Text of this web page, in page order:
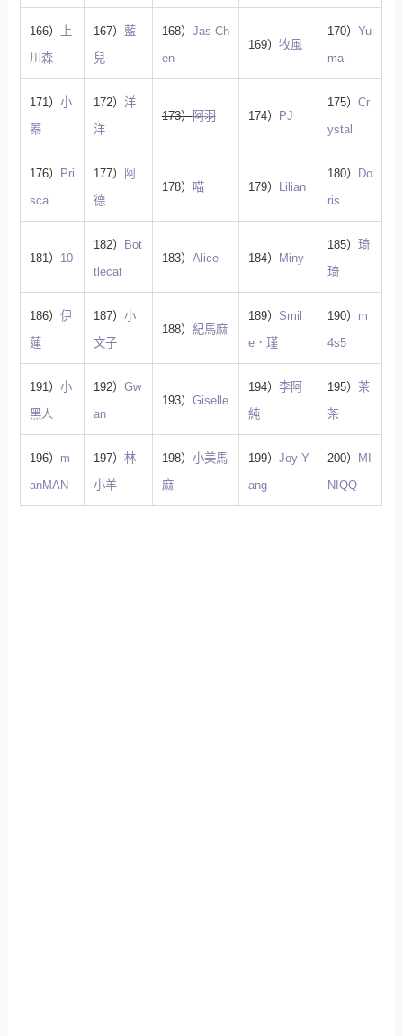
166）
上
川森
167） 藍
兒
168） Jas Ch
en
169） 牧風
170） Yu
ma
171） 小
蓁
172） 洋
洋
173）阿羽 174） PJ
175） Cr
ystal
176）
Pri
sca
177）
阿
德
178） 喵 179） Lilian
180）
Do
ris
181） 10
182）
Bot
tlecat
183） Alice 184） Miny
185） 琦
琦
186） 伊
蓮
187） 小
文子
188） 紀馬麻
189） Smil
e．瑾
190） m
4s5
191） 小
黑人
192） Gw
an
193） Giselle
194） 李阿
純
195） 茶
茶
196） m
anMAN
197） 林
小羊
198） 小美馬
麻
199） Joy Y
ang
200）
MI
NIQQ